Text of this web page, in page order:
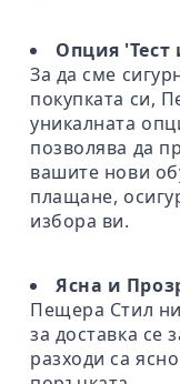
Опция 'Тест
За да сме
покупката си,
уникалната
позволява да
вашите нови
плащане,
избора ви.
Ясна и
Пещера Стил
за доставка се
разходи са